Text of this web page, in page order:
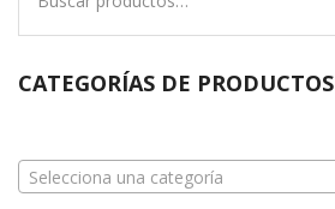
CATEGORÍAS DE PRODUCTOS
Selecciona una categoría